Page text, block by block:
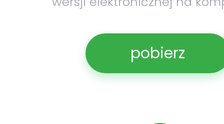
pobierz